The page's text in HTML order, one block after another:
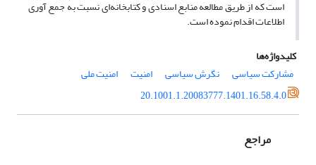
است که از طریق مطالعه منابع اسنادی و کتابخانه‌ای نسبت به جمع ­آوری
اطلاعات اقدام نموده است.
کلیدواژه‌ها
مشارکت سیاسی
نگرش سیاسی امنیت
امنیت ملی
20.1001.1.20083777.1401.16.58.4.0
مراجع